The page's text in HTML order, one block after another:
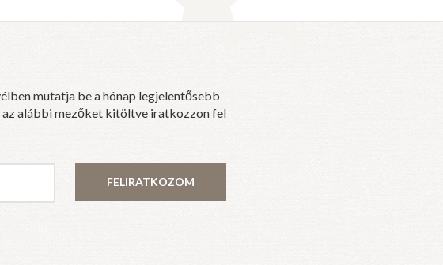
mutatja be a hónap legjelentősebb
az alábbi mezőket kitöltve iratkozzon fel
FELIRATKOZOM